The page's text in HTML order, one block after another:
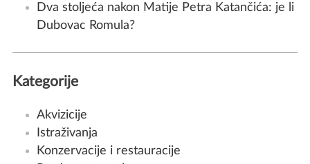
Dva stoljeća nakon Matije Petra Katančića: je li
Dubovac Romula?
Kategorije
Akvizicije
Istraživanja
Konzervacije i restauracije